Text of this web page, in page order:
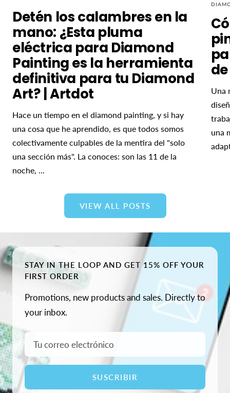
Detén los calambres en la
mano: ¿Esta pluma
eléctrica para Diamond
Painting es la herramienta
definitiva para tu Diamond
Art? | Artdot
Hace un tiempo en el diamond painting, y si hay
una cosa que he aprendido, es que todos somos
colectivamente culpables de la mentira del "solo
una sección más". La conoces: son las 11 de la
noche, ...
Una
una
VIEW ALL POSTS
STAY IN THE LOOP AND GET 15% OFF YOUR
FIRST ORDER
Promotions, new products and sales. Directly to
your inbox.
Tu correo electrónico
SUSCRIBIR